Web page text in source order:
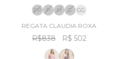
PP P M G
R$838 R$ 502